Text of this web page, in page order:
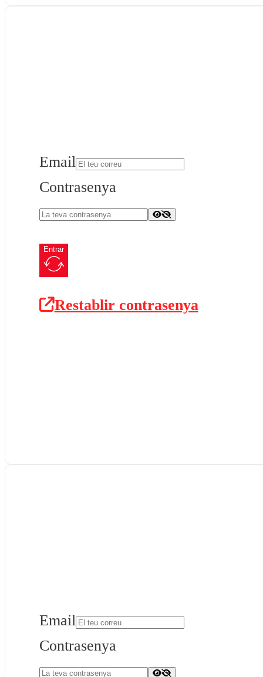
Email
Contrasenya
Entrar
Restablir contrasenya
Email
Contrasenya